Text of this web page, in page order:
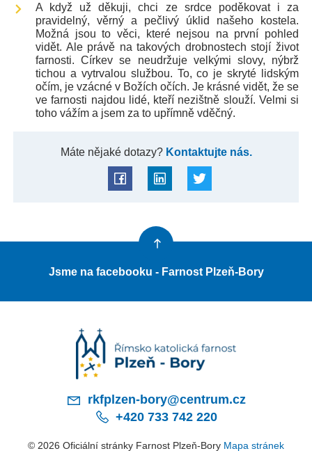
A když už děkuji, chci ze srdce poděkovat i za
pravidelný, věrný a pečlivý úklid našeho kostela.
Možná jsou to věci, které nejsou na první pohled
vidět. Ale právě na takových drobnostech stojí život
farnosti. Církev se neudržuje velkými slovy, nýbrž
tichou a vytrvalou službou. To, co je skryté lidským
očím, je vzácné v Božích očích. Je krásné vidět, že se
ve farnosti najdou lidé, kteří nezištně slouží. Velmi si
toho vážím a jsem za to upřímně vděčný.
Máte nějaké dotazy?Kontaktujte nás.
Jsme na facebooku - Farnost Plzeň-Bory
rkfplzen-bory@centrum.cz
+420 733 742 220
© 2026 Oficiální stránky Farnost Plzeň-Bory Mapa stránek